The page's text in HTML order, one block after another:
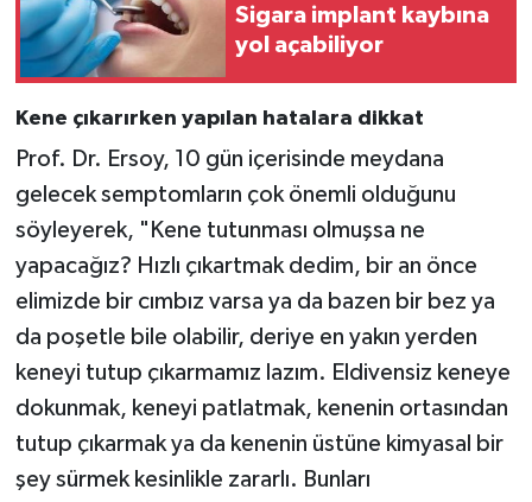
Sigara implant kaybına
yol açabiliyor
Kene çıkarırken yapılan hatalara dikkat
Prof. Dr. Ersoy, 10 gün içerisinde meydana
gelecek semptomların çok önemli olduğunu
söyleyerek, "Kene tutunması olmuşsa ne
yapacağız? Hızlı çıkartmak dedim, bir an önce
elimizde bir cımbız varsa ya da bazen bir bez ya
da poşetle bile olabilir, deriye en yakın yerden
keneyi tutup çıkarmamız lazım. Eldivensiz keneye
dokunmak, keneyi patlatmak, kenenin ortasından
tutup çıkarmak ya da kenenin üstüne kimyasal bir
şey sürmek kesinlikle zararlı. Bunları